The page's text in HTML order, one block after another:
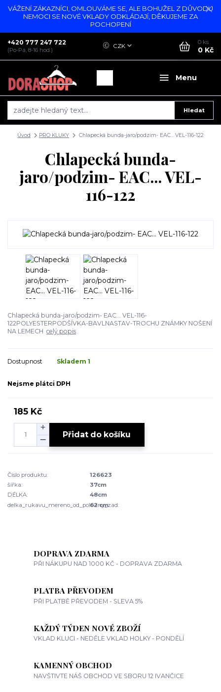
VÁŽENÍ ZÁKAZNÍCI, OMLOUVÁME SE, ALE BOHUŽEL Z DŮVODU
NEMOCI SE NOVÉ VKLADY ODKLÁDAJÍ, DĚKUJEME ZA
POCHOPENÍ
Menu
CZK
Hledat
+420 777 247 722
(Po-Pá, 8-16 hod.)
0 ks
0 Kč
Úvod PRO KLUKY Chlapecká bunda-jaro/podzim- EAC... VEL-116-122
Chlapecká bunda-
jaro/podzim- EAC... VEL-
116-122
Chlapecká bunda-jaro/podzim- EAC... VEL-116-
122POLYESTERPODŠÍVKA-BAVLNASTAV-TROCHU ZNÁMKY NOŠENÍ
NA LEMECH celý popis
Dostupnost Skladem 1
Nejsme plátci DPH
185 Kč
Přidat do košíku
Číslo produktu:
126623
šířka:
37cm
DÉLKA:
48cm
delka_rukavu_mereno_od_poloviny_zad:
62 cm
DOPRAVA ZDARMA
PŘI NÁKUPU NAD 1000 KČ - DOPRAVA ZDARMA
PLATBA PŘEVODEM
PŘI PLATBĚ PŘEVODEM - SLEVA 5%
KAŽDÝ TÝDEN NOVÉ ZBOŽÍ
VKLAD KLUCI - NEDĚLE VKLAD HOLKY - PONDĚLÍ
KAMENNÝ OBCHOD
NAVŠTIVTE NÁŠ OBCHOD VE SBORU 12 IVANČICE